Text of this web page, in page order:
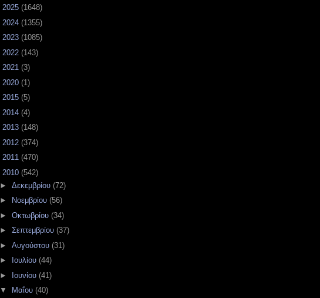
2025 (1648)
2024 (1355)
2023 (1085)
2022 (143)
2021 (3)
2020 (1)
2015 (5)
2014 (4)
2013 (148)
2012 (374)
2011 (470)
2010 (542)
► Δεκεμβρίου (72)
►
Νοεμβρίου (56)
► Οκτωβρίου (34)
► Σεπτεμβρίου (37)
► Αυγούστου (31)
►
Ιουλίου (44)
►
Ιουνίου (41)
▼
Μαΐου (40)